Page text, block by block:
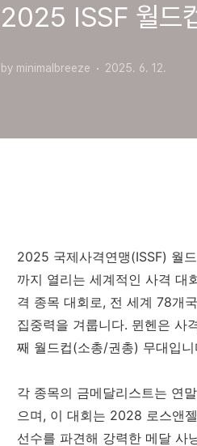
2025 ISSF 월드
by minimalbreeze 2025. 6. 12.
2025 국제사격연맹(ISSF) 월
까지 열리는 세계적인 사격 대
격 종목 대회로, 전 세계 78개
집중력을 겨룹니다. 뮌헨은 사
째 월드컵(소총/권총) 무대입니
각 종목의 금메달리스트는 연
으며, 이 대회는 2028 로스앤
선수를 파견해 강력한 메달 사